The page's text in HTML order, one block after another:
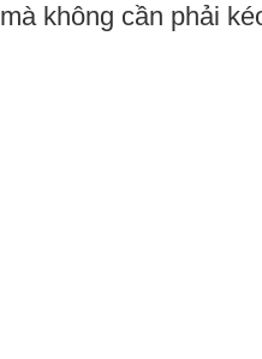
mà không cần phải